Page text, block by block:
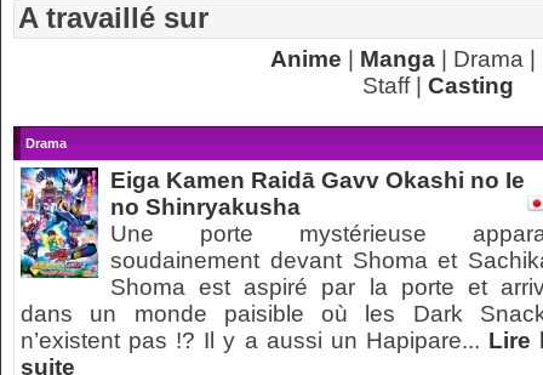
A travaillé sur
Anime Manga| Drama |
Staff | Casting
Drama
Eiga Kamen Raidā Gavv Okashi no Ie
no Shinryakusha
Une porte mystérieuse
soudainement devant Shoma et
Shoma est aspiré par la porte et
dans un monde paisible où les Dark
n’existent pas !? Il y a aussi un Hapipare... Lire
suite